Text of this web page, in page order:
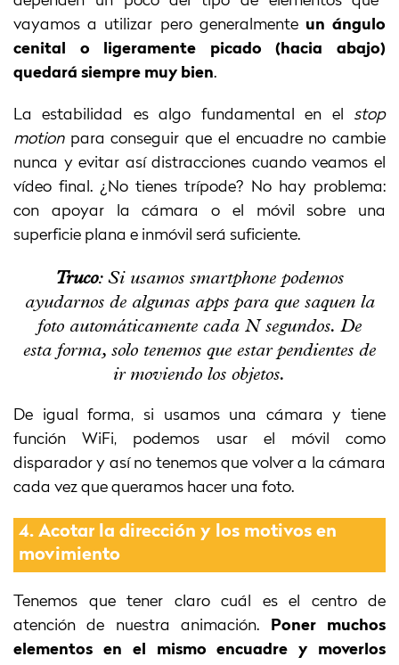
vayamos a utilizar pero generalmente un ángulo
cenital o ligeramente picado (hacia abajo)
quedará siempre muy bien.
La estabilidad es algo fundamental en el stop
motionpara conseguir que el encuadre no cambie
nunca y evitar así distracciones cuando veamos el
vídeo final. ¿No tienes trípode? No hay problema:
con apoyar la cámara o el móvil sobre una
superficie plana e inmóvil será suficiente.
Truco: Si usamos smartphone podemos
ayudarnos de algunas apps para que saquen la
foto automáticamente cada N segundos. De
esta forma, solo tenemos que estar pendientes de
ir moviendo los objetos.
De igual forma, si usamos una cámara y tiene
función WiFi, podemos usar el móvil como
disparador y así no tenemos que volver a la cámara
cada vez que queramos hacer una foto.
4. Acotar la dirección y los motivos en
movimiento
Tenemos que tener claro cuál es el centro de
atención de nuestra animación.
Poner muchos
elementos en el mismo encuadre y moverlos